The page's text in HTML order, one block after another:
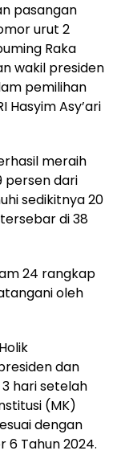
pasangan
urut 2
Raka
wakil presiden
pemilihan
Hasyim Asy’ari
meraih
persen dari
sedikitnya 20
di 38
24 rangkap
oleh
dan
hari setelah
(MK)
dengan
6 Tahun 2024.